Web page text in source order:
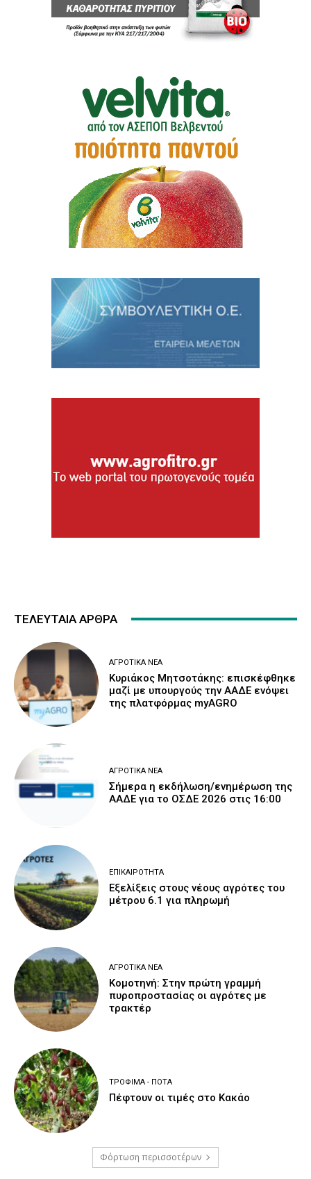
ΤΕΛΕΥΤΑΙΑ ΑΡΘΡΑ
ΑΓΡΟΤΙΚΆ ΝΈΑ
Κυριάκος Μητσοτάκης: επισκέφθηκε
μαζί με υπουργούς την ΑΑΔΕ ενόψει
της πλατφόρμας myAGRO
ΑΓΡΟΤΙΚΆ ΝΈΑ
Σήμερα η εκδήλωση/ενημέρωση της
ΑΑΔΕ για το ΟΣΔΕ 2026 στις 16:00
ΕΠΙΚΑΙΡΌΤΗΤΑ
Εξελίξεις στους νέους αγρότες του
μέτρου 6.1 για πληρωμή
ΑΓΡΟΤΙΚΆ ΝΈΑ
Κομοτηνή: Στην πρώτη γραμμή
πυροπροστασίας οι αγρότες με
τρακτέρ
ΤΡΌΦΙΜΑ - ΠΟΤΆ
Πέφτουν οι τιμές στο Κακάο
Φόρτωση περισσοτέρων